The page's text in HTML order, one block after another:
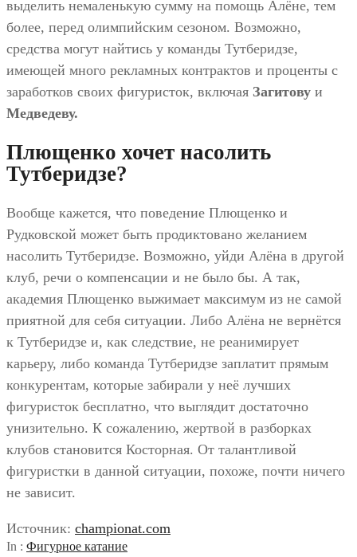
выделить немаленькую сумму на помощь Алёне, тем
более, перед олимпийским сезоном. Возможно,
средства могут найтись у команды Тутберидзе,
имеющей много рекламных контрактов и проценты с
заработков своих фигуристок, включая Загитову и
Медведеву.
Плющенко хочет насолить
Тутберидзе?
Вообще кажется, что поведение Плющенко и
Рудковской может быть продиктовано желанием
насолить Тутберидзе. Возможно, уйди Алёна в другой
клуб, речи о компенсации и не было бы. А так,
академия Плющенко выжимает максимум из не самой
приятной для себя ситуации. Либо Алёна не вернётся
к Тутберидзе и, как следствие, не реанимирует
карьеру, либо команда Тутберидзе заплатит прямым
конкурентам, которые забирали у неё лучших
фигуристок бесплатно, что выглядит достаточно
унизительно. К сожалению, жертвой в разборках
клубов становится Косторная. От талантливой
фигуристки в данной ситуации, похоже, почти ничего
не зависит.
Источник: championat.com
In : Фигурное катание